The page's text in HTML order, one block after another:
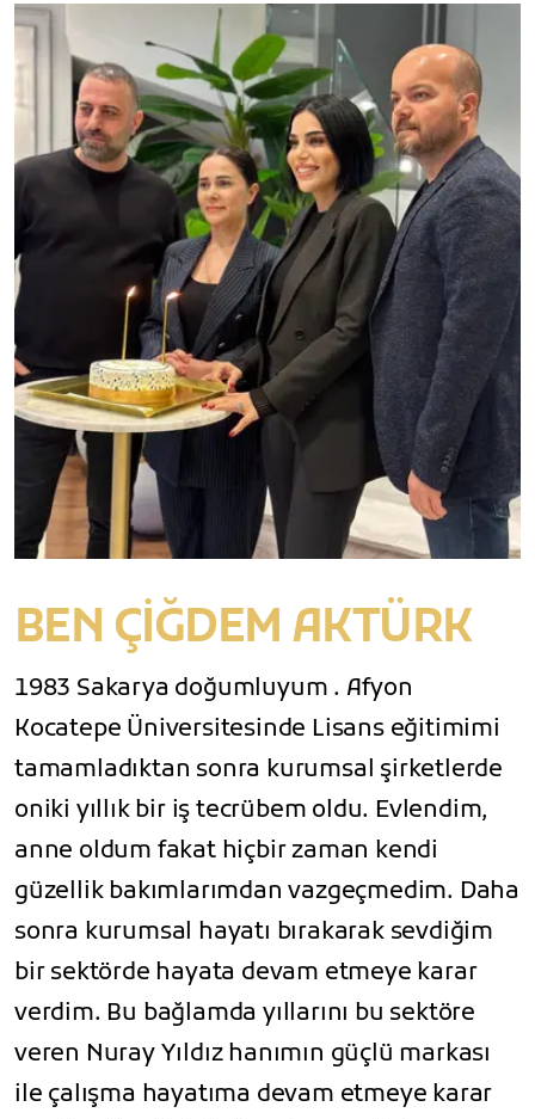
BEN ÇİĞDEM AKTÜRK
1983 Sakarya doğumluyum . Afyon
Kocatepe Üniversitesinde Lisans eğitimimi
tamamladıktan sonra kurumsal şirketlerde
oniki yıllık bir iş tecrübem oldu. Evlendim,
anne oldum fakat hiçbir zaman kendi
güzellik bakımlarımdan vazgeçmedim. Daha
sonra kurumsal hayatı bırakarak sevdiğim
bir sektörde hayata devam etmeye karar
verdim. Bu bağlamda yıllarını bu sektöre
veren Nuray Yıldız hanımın güçlü markası
ile çalışma hayatıma devam etmeye karar